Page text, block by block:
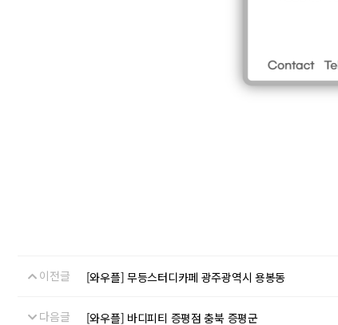
이전글 [와우플] 무등스터디카페 광주광역시 용봉동
다음글 [와우플] 바디피티 증평점 충북 증평군